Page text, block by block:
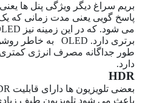
بریم سراغ دیگر ویژگی پنل ها
پاسخ گویی یعنی مدت زمانی که
طور جداگانه مصرف انرژی کمتری
دارد.
HDR
باعث می شود تلویزیون طیف